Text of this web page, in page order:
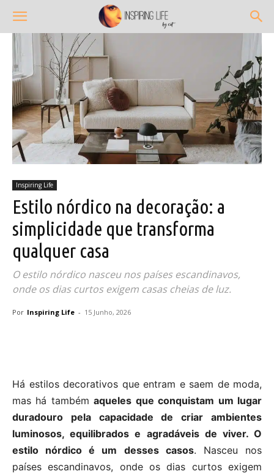
Inspiring Life
Estilo nórdico na decoração: a
simplicidade que transforma
qualquer casa
O estilo nórdico nasceu nos países escandinavos,
onde os dias curtos exigem casas cheias de luz.
Por Inspiring Life - 15 Junho, 2026
Há estilos decorativos que entram e saem de moda,
mas há tambémaqueles que conquistam um lugar
duradouro pela capacidade de criar ambientes
luminosos, equilibrados e agradáveis de viver. O
estilo nórdico é um desses casos. Nasceu nos
países escandinavos, onde os dias curtos exigem